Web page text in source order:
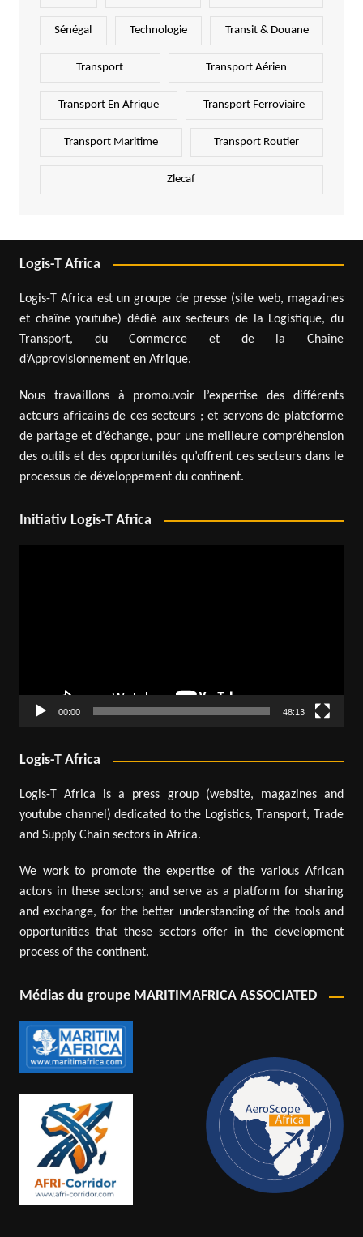
Sénégal Technologie Transit & Douane
Transport Transport Aérien
Transport En Afrique Transport Ferroviaire
Transport Maritime Transport Routier
Zlecaf
Logis-T Africa
Logis-T Africa est un groupe de presse (site web, magazines
et chaîne youtube) dédié aux secteurs de la Logistique, du
Transport, du Commerce et de la Chaîne
d’Approvisionnement en Afrique.
Nous travaillons à promouvoir l’expertise des différents
acteurs africains de ces secteurs ; et servons de plateforme
de partage et d’échange, pour une meilleure compréhension
des outils et des opportunités qu’offrent ces secteurs dans le
processus de développement du continent.
Initiativ Logis-T Africa
00:00 48:13
Logis-T Africa
Logis-T Africa is a press group (website, magazines and
youtube channel) dedicated to the Logistics, Transport, Trade
and Supply Chain sectors in Africa.
We work to promote the expertise of the various African
actors in these sectors; and serve as a platform for sharing
and exchange, for the better understanding of the tools and
opportunities that these sectors offer in the development
process of the continent.
Médias du groupe MARITIMAFRICA ASSOCIATED